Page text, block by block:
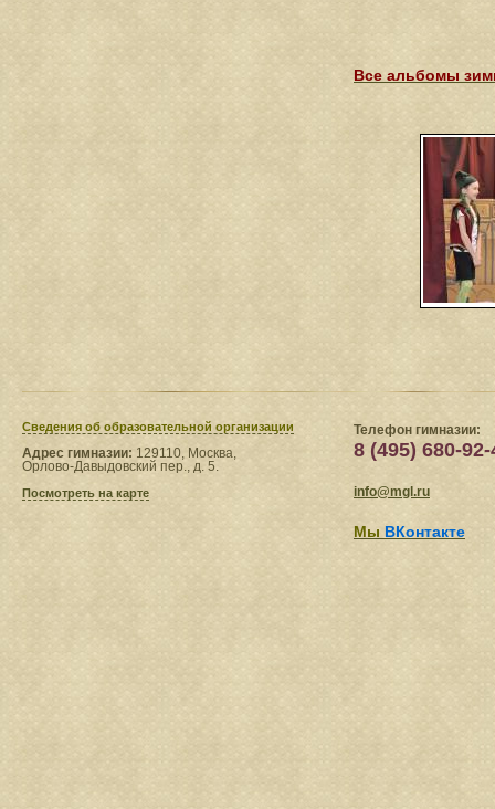
Все альбомы
Сведения​ об образовательной организации
Адрес гимназии: 129110, Москва,
Орлово-Давыдовский пер., д. 5.
Посмотреть на карте
Телефон гимназии:
8 (495) 680-92-
info@mgl.ru
Мы ВКонтакте